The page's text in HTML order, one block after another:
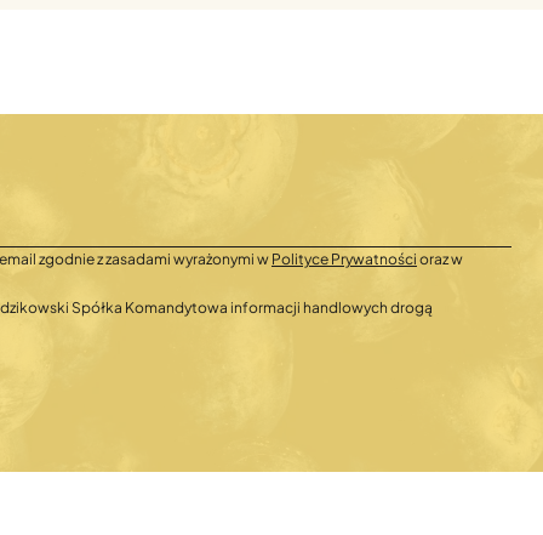
zgodnie z zasadami wyrażonymi w Polityce Prywatności oraz w
Spółka Komandytowa informacji handlowych drogą